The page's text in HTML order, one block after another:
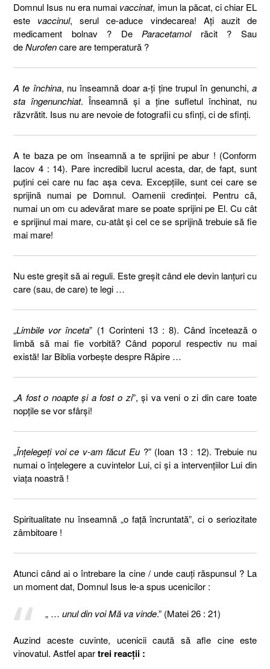
Domnul Isus nu era numai vaccinat, imun la păcat, ci chiar EL
este vaccinul, serul ce-aduce vindecarea! Aţi auzit de
medicament bolnav ? De Paracetamol răcit ? Sau
deNurofencare are temperatură ?
A te închina, nu înseamnă doar a-ţi ţine trupul în genunchi,a
sta îngenunchiat. Înseamnă şi a ţine sufletul închinat, nu
răzvrătit. Isus nu are nevoie de fotografii cu sfinţi, ci de sfinţi.
A te baza pe om înseamnă a te sprijini pe abur ! (Conform
Iacov 4 : 14). Pare incredibil lucrul acesta, dar, de fapt, sunt
puţini cei care nu fac aşa ceva. Excepţiile, sunt cei care se
sprijină numai pe Domnul. Oamenii credinţei. Pentru că,
numai un om cu adevărat mare se poate sprijini pe El. Cu cât
e sprijinul mai mare, cu-atât şi cel ce se sprijină trebuie să fie
mai mare!
Nu este greşit să ai reguli. Este greşit când ele devin lanţuri cu
care (sau, de care) te legi …
„Limbile vor înceta” (1 Corinteni 13 : 8). Când încetează o
limbă să mai fie vorbită? Când poporul respectiv nu mai
există! Iar Biblia vorbeşte despre Răpire …
„A fost o noapte şi a fost o zi”, şi va veni o zi din care toate
nopţile se vor sfârşi!
„Înţelegeţi voi ce v-am făcut Eu ?” (Ioan 13 : 12). Trebuie nu
numai o înţelegere a cuvintelor Lui, ci şi a intervenţiilor Lui din
viaţa noastră !
Spiritualitate nu înseamnă „o faţă încruntată”, ci o seriozitate
zâmbitoare !
Atunci când ai o întrebare la cine / unde cauţi răspunsul ? La
un moment dat, Domnul Isus le-a spus ucenicilor :
„ … unul din voi Mă va vinde.” (Matei 26 : 21)
Auzind aceste cuvinte, ucenicii caută să afle cine este
vinovatul. Astfel apartrei reacţii :